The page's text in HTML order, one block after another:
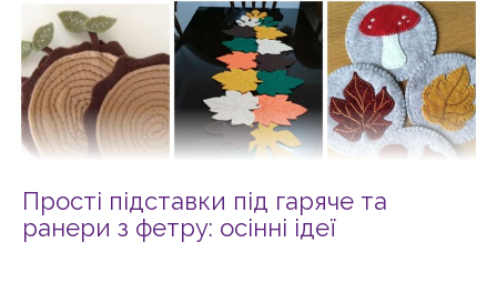
Прості підставки під гаряче та
ранери з фетру: осінні ідеї